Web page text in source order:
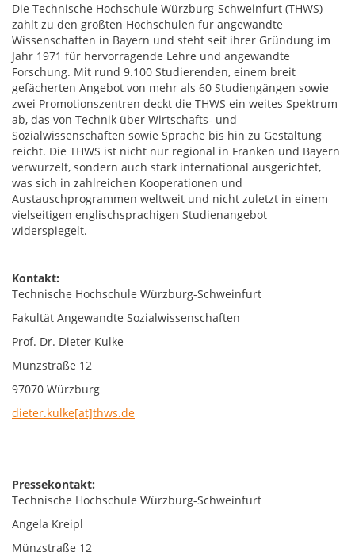
Die Technische Hochschule Würzburg-Schweinfurt (THWS)
zählt zu den größten Hochschulen für angewandte
Wissenschaften in Bayern und steht seit ihrer Gründung im
Jahr 1971 für hervorragende Lehre und angewandte
Forschung. Mit rund 9.100 Studierenden, einem breit
gefächerten Angebot von mehr als 60 Studiengängen sowie
zwei Promotionszentren deckt die THWS ein weites Spektrum
ab, das von Technik über Wirtschafts- und
Sozialwissenschaften sowie Sprache bis hin zu Gestaltung
reicht. Die THWS ist nicht nur regional in Franken und Bayern
verwurzelt, sondern auch stark international ausgerichtet,
was sich in zahlreichen Kooperationen und
Austauschprogrammen weltweit und nicht zuletzt in einem
vielseitigen englischsprachigen Studienangebot
widerspiegelt.
Kontakt:
Technische Hochschule Würzburg-Schweinfurt
Fakultät Angewandte Sozialwissenschaften
Prof. Dr. Dieter Kulke
Münzstraße 12
97070 Würzburg
dieter.kulke[at]thws.de
Pressekontakt:
Technische Hochschule Würzburg-Schweinfurt
Angela Kreipl
Münzstraße 12